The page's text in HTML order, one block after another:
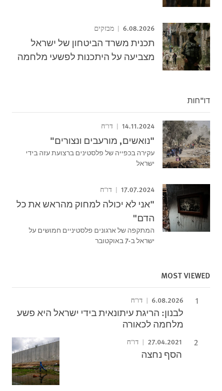
6.08.2026 מבזקים
תכנית משרד הביטחון של ישראל
מצביעה על היתכנות לפשעי מלחמה
דו"חות
14.11.2024 דו"ח
"נואשים, מורעבים ונצורים"
עקירה בכפייה של פלסטינים ברצועת עזה בידי
ישראל
17.07.2024 דו"ח
"אני לא יכולה למחוק מהראש את כל
הדם"
המתקפה של ארגונים פלסטיניים חמושים על
ישראל ב-7 באוקטובר
MOST VIEWED
6.08.2026 דו"ח
לבנון: הריגת עיתונאית בידי ישראל היא פשע
מלחמה לכאורה
27.04.2021 דו"ח
הסף נחצה